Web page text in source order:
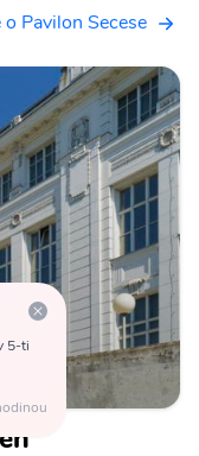
Pavilon Secese
5-ti